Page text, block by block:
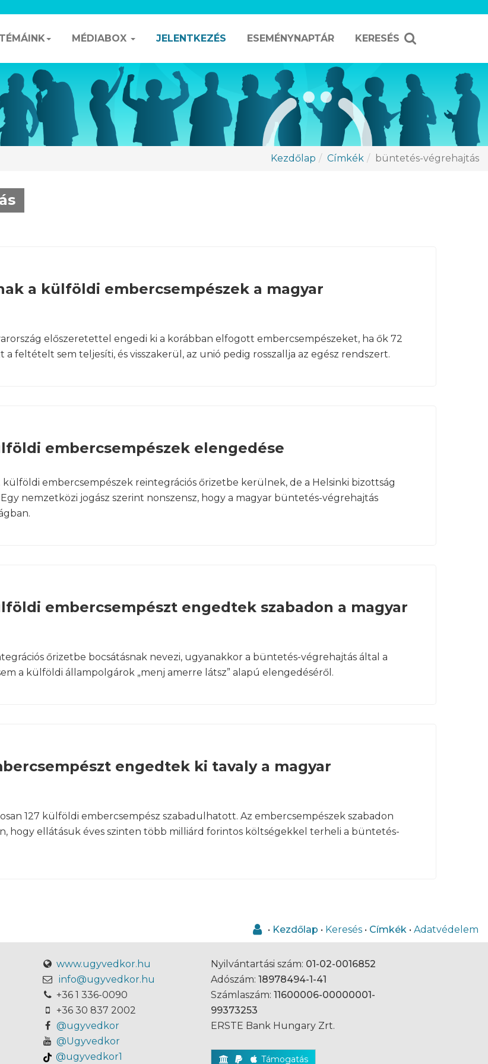
TÉMÁINK MÉDIABOX JELENTKEZÉS ESEMÉNYNAPTÁR KERESÉS
Kezdőlap Címkék büntetés-végrehajtás
a külföldi embercsempészek a magyar
előszeretettel engedi ki a korábban elfogott embercsempészeket, ha ők 72
feltételt sem teljesíti, és visszakerül, az unió pedig rosszallja az egész rendszert.
embercsempészek elengedése
embercsempészek reintegrációs őrizetbe kerülnek, de a Helsinki bizottság
nemzetközi jogász szerint nonszensz, hogy a magyar büntetés-végrehajtás
embercsempészt engedtek szabadon a magyar
őrizetbe bocsátásnak nevezi, ugyanakkor a büntetés-végrehajtás által a
a külföldi állampolgárok „menj amerre látsz” alapú elengedéséről.
engedtek ki tavaly a magyar
127 külföldi embercsempész szabadulhatott. Az embercsempészek szabadon
hogy ellátásuk éves szinten több milliárd forintos költségekkel terheli a büntetés-
• Kezdőlap • Keresés • Címkék • Adatvédelem
www.ugyvedkor.hu
info@ugyvedkor.hu
+36 1 336-0090
+36 30 837 2002
@ugyvedkor
@Ugyvedkor
@ugyvedkor1
Nyilvántartási szám: 01-02-0016852
Adószám: 18978494-1-41
Számlaszám: 11600006-00000001-
99373253
ERSTE Bank Hungary Zrt.
Támogatás